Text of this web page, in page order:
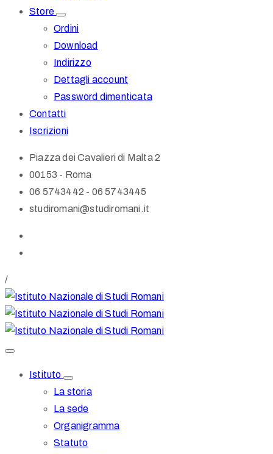
Store
Ordini
Download
Indirizzo
Dettagli account
Password dimenticata
Contatti
Iscrizioni
Piazza dei Cavalieri di Malta 2
00153 - Roma
06 5743442 - 06 5743445
studiromani@studiromani.it
/
Istituto
La storia
La sede
Organigramma
Statuto